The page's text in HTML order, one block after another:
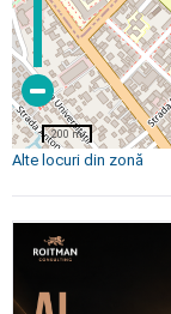
200 m
Alte locuri din zonă